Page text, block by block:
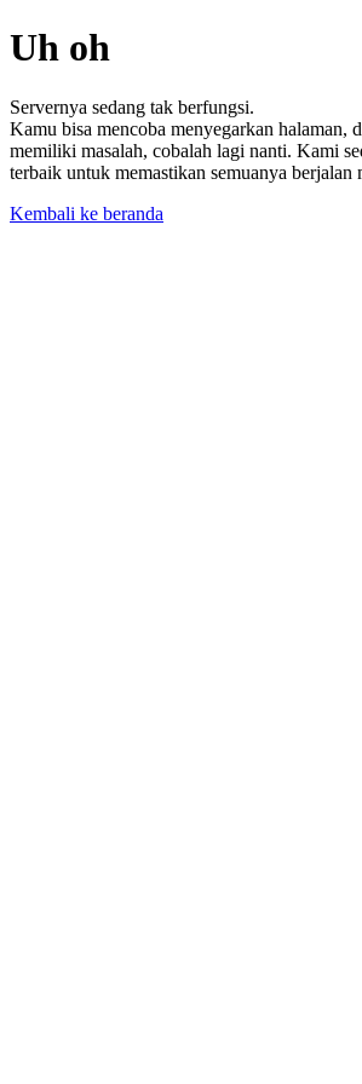
Uh oh
Servernya sedang tak berfungsi.
Kamu bisa mencoba menyegarkan halaman,
memiliki masalah, cobalah lagi nanti. Kami
terbaik untuk memastikan semuanya berjalan
Kembali ke beranda